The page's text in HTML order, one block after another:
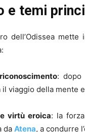
e temi
dell’Odissea mette
: dopo
viaggio della mente
virtù eroica: la
da Atena, a condurre